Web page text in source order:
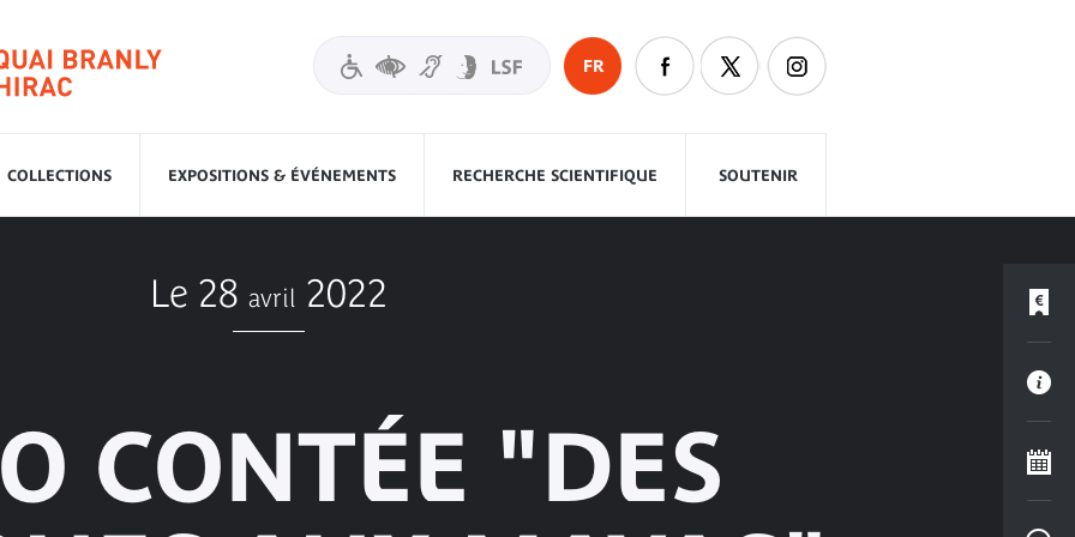
FR
COLLECTIONS EXPOSITIONS & ÉVÉNEMENTS RECHERCHE SCIENTIFIQUE SOUTENIR
Le 28 avril 2022
CONTÉE "DES